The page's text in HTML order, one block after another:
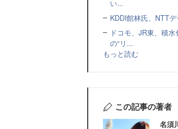
い...
KDDI館林氏、NTT
ドコモ、JR東、積
の“リ...
もっと読む
この記事の著者
名須